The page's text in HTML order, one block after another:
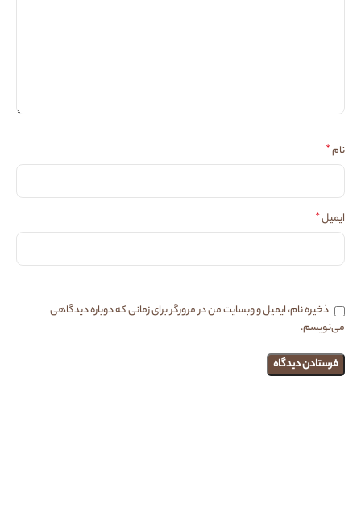
نام*
ایمیل*
ذخیره نام، ایمیل و وبسایت من در مرورگر برای زمانی که دوباره دیدگاهی
می‌نویسم.